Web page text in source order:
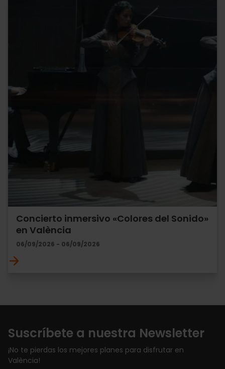
Concierto inmersivo «Colores del Sonido»
en València
06/09/2026 - 06/09/2026
Suscríbete a nuestra Newsletter
¡No te pierdas los mejores planes para disfrutar en
València!